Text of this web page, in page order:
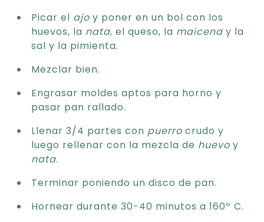
Picar el ajo y poner en un bol con los
huevos, la nata, el queso, la maicena y la
sal y la pimienta.
Mezclar bien.
Engrasar moldes aptos para horno y
pasar pan rallado.
Llenar 3/4 partes con puerro crudo y
luego rellenar con la mezcla de huevo y
nata.
Terminar poniendo un disco de pan.
Hornear durante 30-40 minutos a 160º C.